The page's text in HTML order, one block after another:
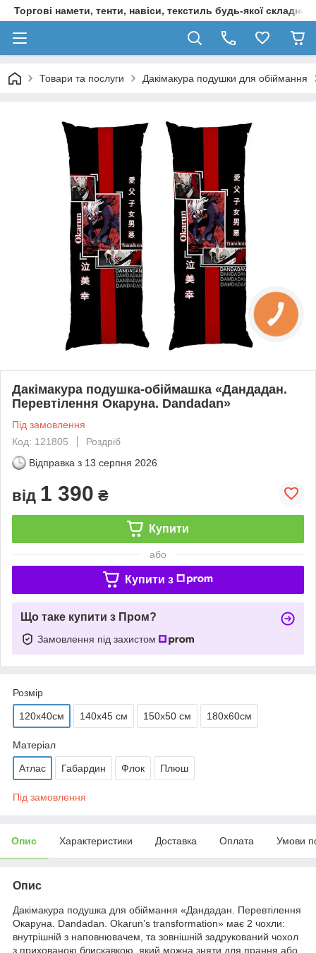
Торгові намети, тенти, навіси, текстиль будь-якої
Товари та послуги Дакімакура подушки для обіймання
Дакімакура подушка-обіймашка «Дандадан.
Перевтілення Окаруна. Dandadan»
Під замовлення
Код: 121805
Роздріб
Відправка з 13 серпня 2026
від 1 390 ₴
Купити
або
Купити з
Що таке купити з Пром?
Замовлення під захистом
Розмір
120х40см 140х45 см 150х50 см 180х60см
Матеріал
Атлас Габардин Флок Плюш
Під замовлення
Опис Характеристики Доставка Оплата Умови
Опис
Дакімакура подушка для обіймання «Дандадан. Перевтілення
Окаруна. Dandadan. Okarun’s transformation» має 2 чохли:
внутрішній з наповнювачем, та зовнішній задрукований чохол
з прихованою блискавкою, який можна зняти для прання або